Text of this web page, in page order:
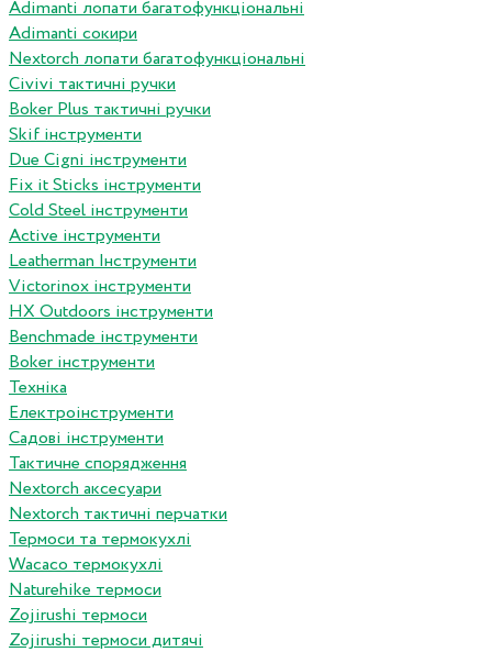
Adimanti лопати багатофункціональні
Adimanti сокири
Nextorch лопати багатофункціональні
Сivivi тактичні ручки
Boker Plus тактичні ручки
Skif інструменти
Due Cigni інструменти
Fix it Sticks інструменти
Сold Steel інструменти
Active інструменти
Leatherman Інструменти
Victorinox інструменти
HX Outdoors інструменти
Benchmade інструменти
Boker інструменти
Техніка
Електроінструменти
Садові інструменти
Тактичне спорядження
Nextorch аксесуари
Nextorch тактичні перчатки
Термоси та термокухлі
Wacaco термокухлі
Naturehike термоси
Zojirushi термоси
Zojirushi термоси дитячі